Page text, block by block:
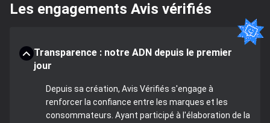
Les engagements Avis vérifiés
Transparence : notre ADN depuis le premier
jour
Depuis sa création, Avis Vérifiés s'engage à
renforcer la confiance entre les marques et les
consommateurs. Ayant participé à l'élaboration de la